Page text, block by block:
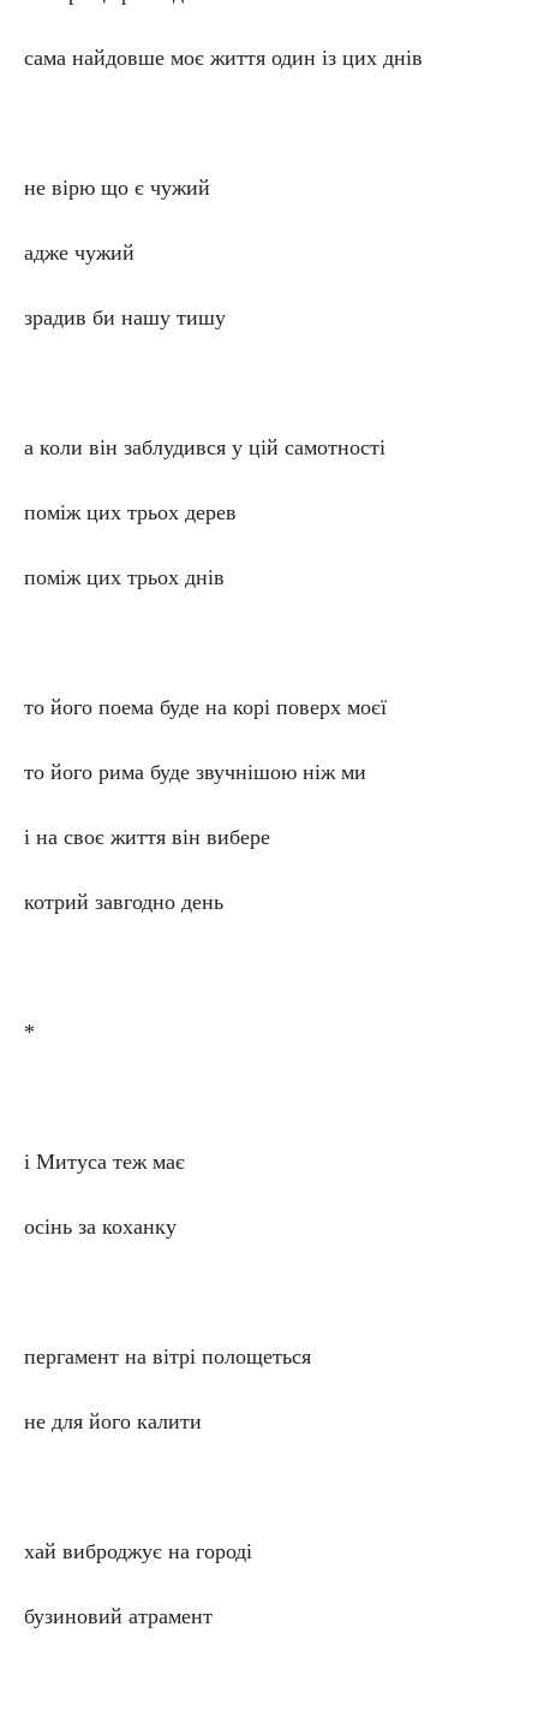
сама найдовше моє життя один із цих днів
не вірю що є чужий
адже чужий
зрадив би нашу тишу
а коли він заблудився у цій самотності
поміж цих трьох дерев
поміж цих трьох днів
то його поема буде на корі поверх моєї
то його рима буде звучнішою ніж ми
і на своє життя він вибере
котрий завгодно день
*
і Митуса теж має
осінь за коханку
пергамент на вітрі полощеться
не для його калити
хай виброджує на городі
бузиновий атрамент